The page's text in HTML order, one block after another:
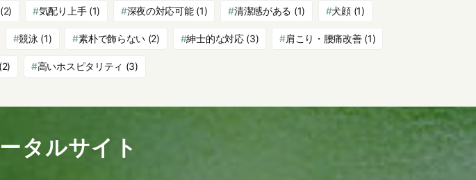
気配り上手(1) 深夜の対応可能(1) 清潔感がある (1) 犬顔(1)
競泳 (1) 素朴で飾らない (2) 紳士的な対応(3) 肩こり・腰痛改善(1)
高いホスピタリティ (3)
タルサイト